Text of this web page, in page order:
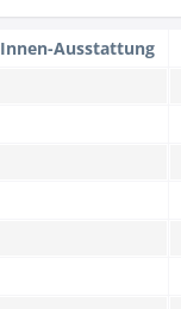
Innen-Ausstattung